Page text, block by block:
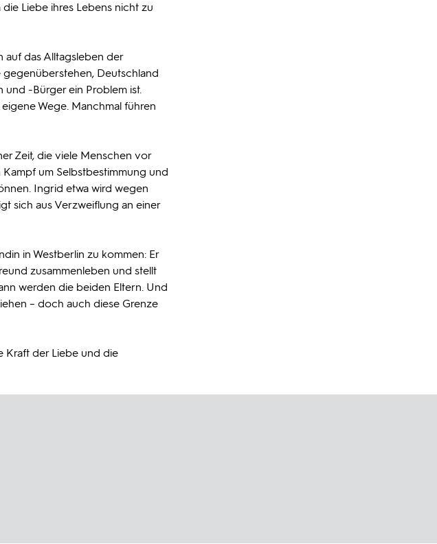
Liebe ihres Lebens nicht zu
das Alltagsleben der
gegenüberstehen, Deutschland
und -Bürger ein Problem ist.
Wege. Manchmal führen
Zeit, die viele Menschen vor
um Selbstbestimmung und
Ingrid etwa wird wegen
sich aus Verzweiflung an einer
in Westberlin zu kommen: Er
zusammenleben und stellt
werden die beiden Eltern. Und
– doch auch diese Grenze
Kraft der Liebe und die